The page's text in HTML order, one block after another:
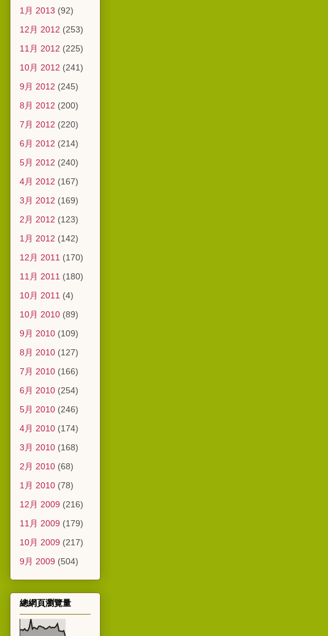
1月 2013 (92)
12月 2012 (253)
11月 2012 (225)
10月 2012 (241)
9月 2012 (245)
8月 2012 (200)
7月 2012 (220)
6月 2012 (214)
5月 2012 (240)
4月 2012 (167)
3月 2012 (169)
2月 2012 (123)
1月 2012 (142)
12月 2011 (170)
11月 2011 (180)
10月 2011 (4)
10月 2010 (89)
9月 2010 (109)
8月 2010 (127)
7月 2010 (166)
6月 2010 (254)
5月 2010 (246)
4月 2010 (174)
3月 2010 (168)
2月 2010 (68)
1月 2010 (78)
12月 2009 (216)
11月 2009 (179)
10月 2009 (217)
9月 2009 (504)
總網頁瀏覽量